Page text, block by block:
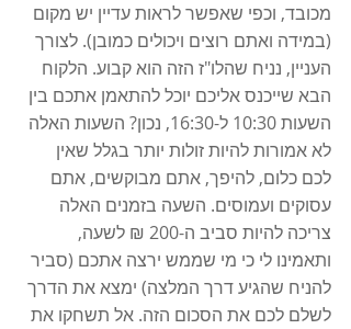
מכובד, וכפי שאפשר לראות עדיין יש מקום
(במידה ואתם רוצים ויכולים כמובן). לצורך
העניין, נניח שהלו"ז הזה הוא קבוע. הלקוח
הבא שייכנס אליכם יוכל להתאמן אתכם בין
השעות 10:30 ל-16:30, נכון? השעות האלה
לא אמורות להיות זולות יותר בגלל שאין
לכם כלום, להיפך, אתם מבוקשים, אתם
עסוקים ועמוסים. השעה בזמנים האלה
צריכה להיות סביב ה-200 ₪ לשעה,
ותאמינו לי כי מי שממש ירצה אתכם (סביר
להניח שהגיע דרך המלצה) ימצא את הדרך
לשלם לכם את הסכום הזה. אל תשחקו את